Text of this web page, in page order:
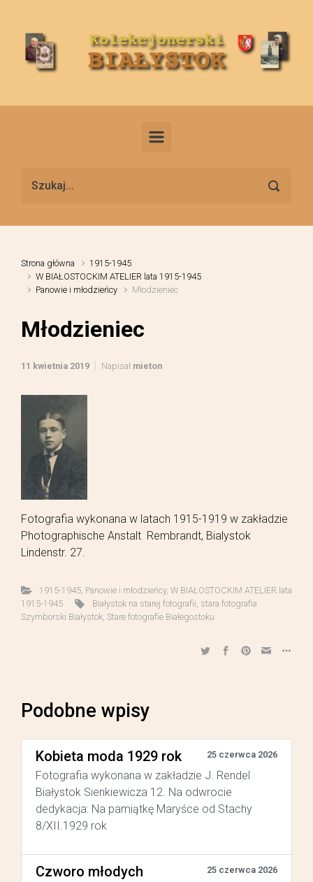
Strona główna
1915-1945
W BIAŁOSTOCKIM ATELIER lata 1915-1945
Panowie i młodzieńcy
Młodzieniec
Młodzieniec
11 kwietnia 2019 Napisał mieton
Fotografia wykonana w latach 1915-1919 w zakładzie
Photographische Anstalt Rembrandt, Bialystok
Lindenstr. 27.
1915-1945, Panowie i młodzieńcy, W BIAŁOSTOCKIM ATELIER lata
1915-1945
Białystok na starej fotografii stara fotografia
Szymborski Białystok Stare fotografie Białegostoku
Podobne wpisy
Kobieta moda 1929 rok 25 czerwca 2026
Fotografia wykonana w zakładzie J. Rendel
Białystok Sienkiewicza 12. Na odwrocie
dedykacja: Na pamiątkę Maryśce od Stachy
8/XII.1929 rok
Czworo młodych 25 czerwca 2026